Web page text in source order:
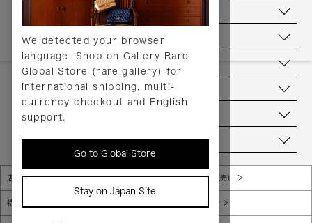
We detected your browser
language. Shop on Gallery Rare
Global Store (rare.gallery) for
international shipping, multi-
currency checkout and English
support.
Go to Global Store
Stay on Japan Site
送料について
返品について
ヘルプ
お問い合わせ
当店について
店舗一覧 販売規約（店頭販売）
特定商取引法に基づく表示 個人情報保護方針